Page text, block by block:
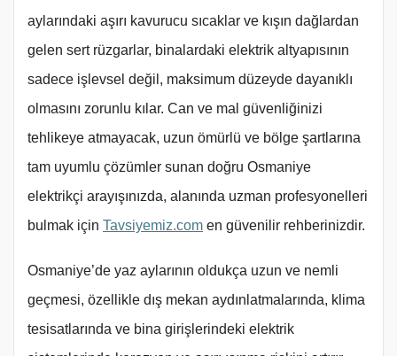
aylarındaki aşırı kavurucu sıcaklar ve kışın dağlardan
gelen sert rüzgarlar, binalardaki elektrik altyapısının
sadece işlevsel değil, maksimum düzeyde dayanıklı
olmasını zorunlu kılar. Can ve mal güvenliğinizi
tehlikeye atmayacak, uzun ömürlü ve bölge şartlarına
tam uyumlu çözümler sunan doğru Osmaniye
elektrikçi arayışınızda, alanında uzman profesyonelleri
bulmak için Tavsiyemiz.com en güvenilir rehberinizdir.
Osmaniye’de yaz aylarının oldukça uzun ve nemli
geçmesi, özellikle dış mekan aydınlatmalarında, klima
tesisatlarında ve bina girişlerindeki elektrik